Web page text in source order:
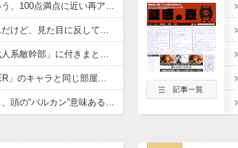
アニメ「ダイの大冒険」という、100点満点に近い再アニメ化作品ｗｗｗｗ
今更「トリコ」読み始めたんだけど、見た目に反して小松すごいヤツじゃない？？
【画像】漫画・アニメの「武人系敵幹部」に付きまといがちな疑問ｗｗｗｗ
【画像】「HUNTER×HUNTER」のキャラと同じ部屋に1時間閉じ込められるなら誰が良い？？？
理系女子「ガンダムってさぁ、頭の“バルカン”意味あるの？あれ、役に立たなくない？」